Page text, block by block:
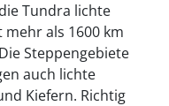
Tundra lichte
als 1600 km
Steppengebiete
auch lichte
Kiefern. Richtig